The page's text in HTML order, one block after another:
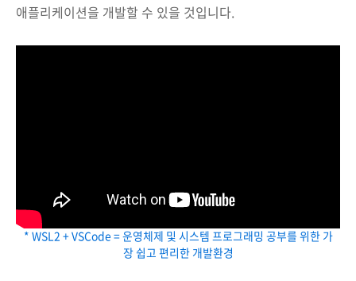
애플리케이션을 개발할 수 있을 것입니다.
* WSL2 + VSCode = 운영체제 및 시스템 프로그래밍 공부를 위한 가
장 쉽고 편리한 개발환경